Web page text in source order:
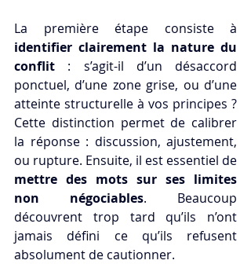
identifier clairement la nature du
conflit : s’agit-il d’un désaccord
ponctuel, d’une zone grise, ou d’une
atteinte structurelle à vos principes ?
Cette distinction permet de calibrer
la réponse : discussion, ajustement,
mettre des mots sur ses limites
non négociables. Beaucoup
découvrent trop tard qu’ils n’ont
jamais défini ce qu’ils refusent
absolument de cautionner.